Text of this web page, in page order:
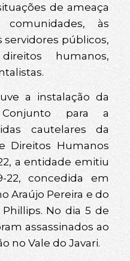
de ameaça
às
servidores públicos,
humanos,
a instalação da
para a
cautelares da
Direitos Humanos
a entidade emitiu
22, concedida em
Araújo Pereira e do
No dia 5 de
assassinados ao
no Vale do Javari.